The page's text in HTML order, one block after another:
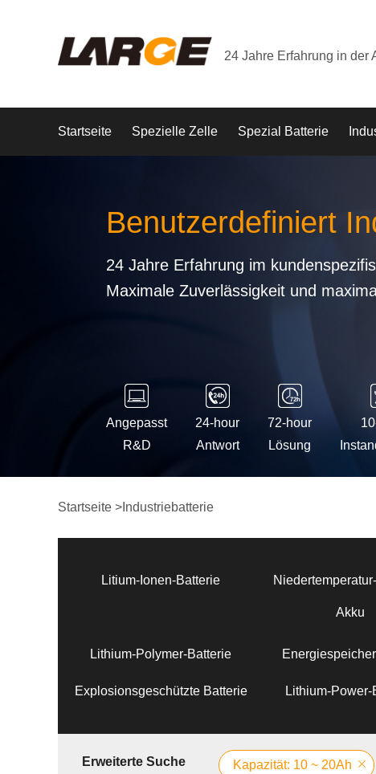
24 Jahre Erfahrung in der
Startseite Spezielle Zelle Spezial Batterie
Benutzerdefiniert
24 Jahre Erfahrung im
Maximale Zuverlässigkeit und
Angepasst
R&D
24-hour
Antwort
72-hour
Lösung
Startseite > Industriebatterie
Litium-Ionen-Batterie
Akku
Lithium-Polymer-Batterie
Explosionsgeschützte Batterie Lithium-Power-
Erweiterte Suche Kapazität: 10 ~ 20Ah